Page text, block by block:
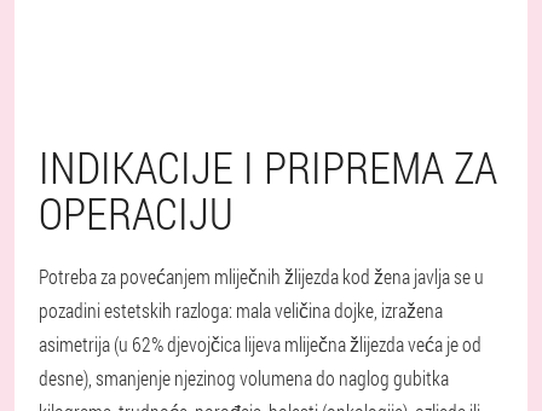
INDIKACIJE I PRIPREMA ZA
OPERACIJU
Potreba za povećanjem mliječnih žlijezda kod žena javlja se u
pozadini estetskih razloga: mala veličina dojke, izražena
asimetrija (u 62% djevojčica lijeva mliječna žlijezda veća je od
desne), smanjenje njezinog volumena do naglog gubitka